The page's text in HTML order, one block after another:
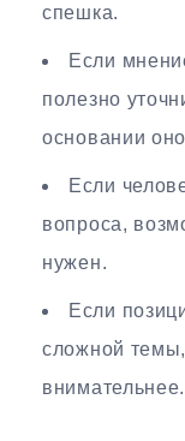
спешка.
Если
полезно
основании
Если
вопроса,
нужен.
Если
сложной
внимательнее.